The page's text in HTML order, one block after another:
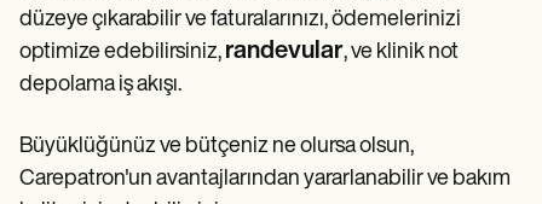
düzeye çıkarabilir ve faturalarınızı, ödemelerinizi
optimize edebilirsiniz, randevular, ve klinik not
depolama iş akışı.
Büyüklüğünüz ve bütçeniz ne olursa olsun,
Carepatron'un avantajlarından yararlanabilir ve bakım